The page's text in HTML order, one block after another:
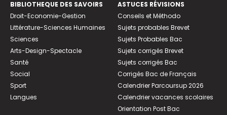
BIBLIOTHEQUE DES SAVOIRS
Droit-Economie-Gestion
Littérature-Sciences Humaines
Sciences
Arts-Design-Spectacle
Santé
Social
Sport
Langues
ASTUCES RÉVISIONS
Conseils et Méthodo
Sujets probables Brevet
Sujets Probables Bac
Sujets corrigés Brevet
Sujets corrigés Bac
Corrigés Bac de Français
Calendrier Parcoursup 2026
Calendrier vacances scolaires
Orientation Post Bac